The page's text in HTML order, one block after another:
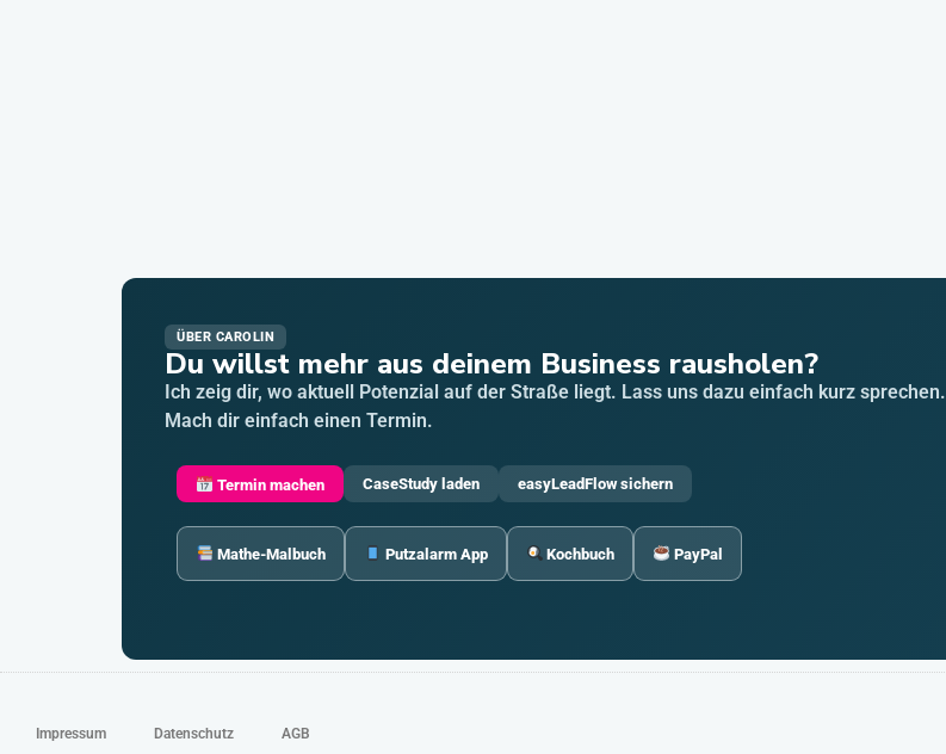
ÜBER CAROLIN
Du willst mehr aus deinem Business rausholen?
Ich zeig dir, wo aktuell Potenzial auf der Straße liegt. Lass uns dazu einfach kurz sprechen.
Mach dir einfach einen Termin.
Termin machen CaseStudy laden easyLeadFlow sichern
Mathe-Malbuch Putzalarm App Kochbuch PayPal
Impressum Datenschutz AGB